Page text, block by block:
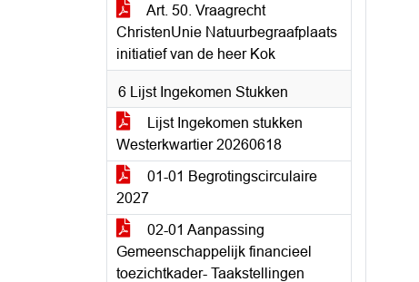
Art. 50. Vraagrecht
ChristenUnie Natuurbegraafplaats
initiatief van de heer Kok
6 Lijst Ingekomen Stukken
Lijst Ingekomen stukken
Westerkwartier 20260618
01-01 Begrotingscirculaire
2027
02-01 Aanpassing
Gemeenschappelijk financieel
toezichtkader- Taakstellingen